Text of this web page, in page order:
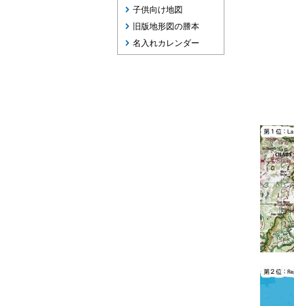
子供向け地図
旧版地形図の謄本
名入れカレンダー